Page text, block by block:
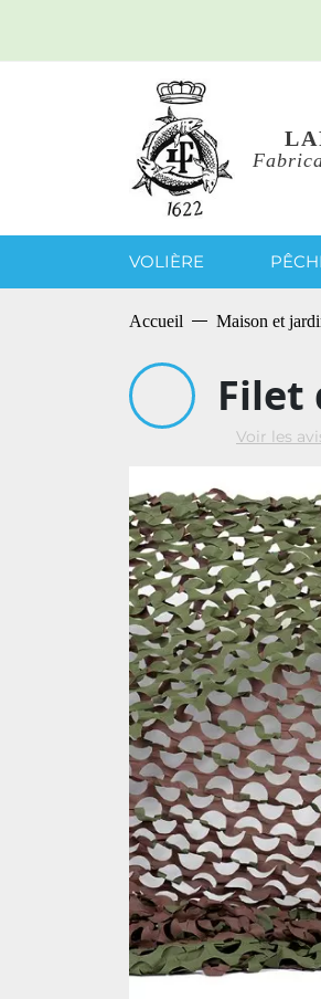
VOLIÈRE
Accueil Maison et
Filet
Voir les